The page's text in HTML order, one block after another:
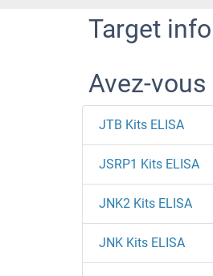
Target
Avez-
JTB Kits ELISA
JSRP1 Kits ELISA
JNK2 Kits ELISA
JNK Kits ELISA